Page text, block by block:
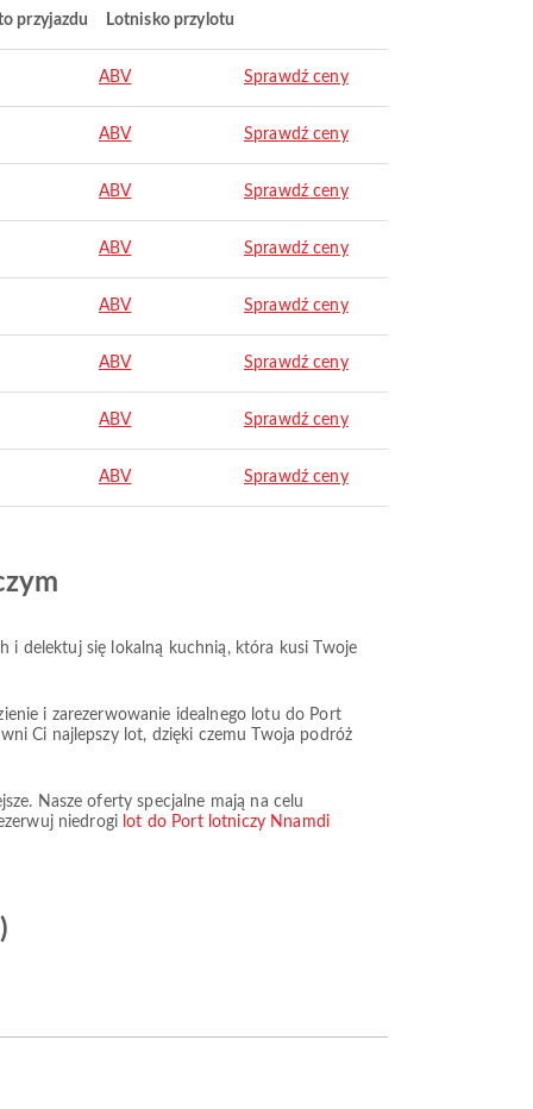
przyjazdu Lotnisko przylotu
ABV Sprawdź ceny
ABV Sprawdź ceny
ABV Sprawdź ceny
ABV Sprawdź ceny
ABV Sprawdź ceny
ABV Sprawdź ceny
ABV Sprawdź ceny
ABV Sprawdź ceny
i delektuj się lokalną kuchnią, która kusi Twoje
i zarezerwowanie idealnego lotu do Port
Ci najlepszy lot, dzięki czemu Twoja podróż
Nasze oferty specjalne mają na celu
niedrogi lot do Port lotniczy Nnamdi